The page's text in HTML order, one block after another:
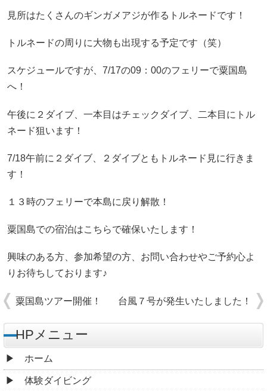
見所はたくさんのギンガメアジが作るトルネードです！
トルネードの周りに大物も出現する予定です（笑）
スケジュールですが、7/17の09：00のフェリーで粟国島
へ！
午後に２ダイブ、一本目はチェックダイブ、二本目にトル
ネード狙います！
7/18午前に２ダイブ、２ダイブともトルネード見に行きま
す！
１３時のフェリーで本島に戻り解散！
粟国島での宿泊はこちらで確保いたします！
興味のある方、参加希望の方、お問い合わせやご予約心よ
りお待ちしております♪
粟国島ツアー開催！ 台風７号が発生いたしました！
HPメニュー
ホーム
体験ダイビング